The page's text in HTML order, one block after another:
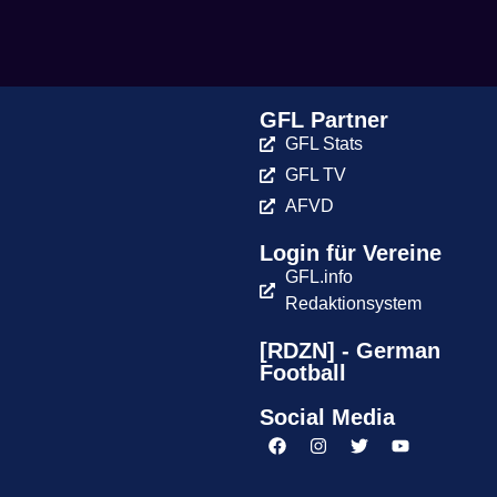
GFL Partner
GFL Stats
GFL TV
AFVD
Login für Vereine
GFL.info
Redaktionsystem
[RDZN] - German
Football
Social Media